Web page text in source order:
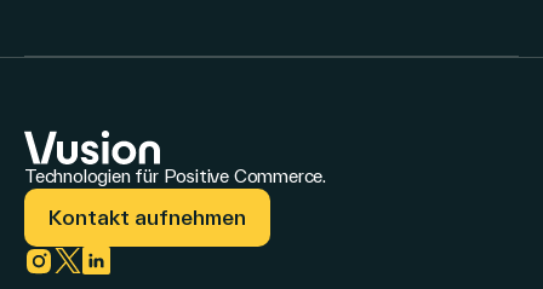
Technologien für Positive Commerce.
Kontakt aufnehmen